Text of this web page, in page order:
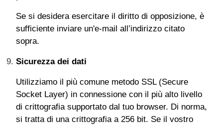
Se si desidera esercitare il diritto di opposizione, è
sufficiente inviare un'e-mail all’indirizzo citato
sopra.
Sicurezza dei dati
Utilizziamo il più comune metodo SSL (Secure
Socket Layer) in connessione con il più alto livello
di crittografia supportato dal tuo browser. Di norma,
si tratta di una crittografia a 256 bit. Se il vostro